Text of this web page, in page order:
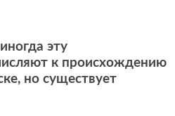
эту
к происхождению
но существует